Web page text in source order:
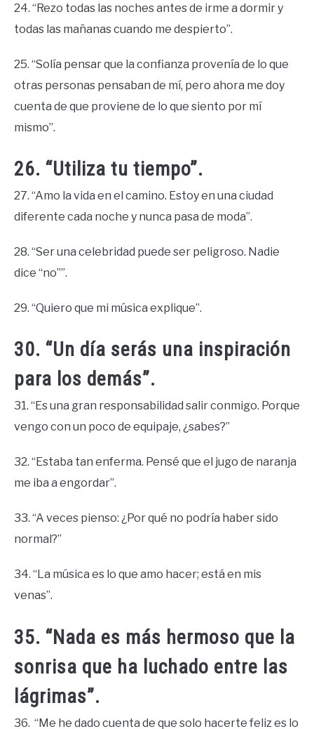
24. “Rezo todas las noches antes de irme a dormir y
todas las mañanas cuando me despierto”.
25. “Solía ​​pensar que la confianza provenía de lo que
otras personas pensaban de mí, pero ahora me doy
cuenta de que proviene de lo que siento por mí
mismo”.
26. “Utiliza tu tiempo”.
27. “Amo la vida en el camino. Estoy en una ciudad
diferente cada noche y nunca pasa de moda”.
28. “Ser una celebridad puede ser peligroso. Nadie
dice “no””.
29. “Quiero que mi música explique”.
30. “Un día serás una inspiración
para los demás”.
31. “Es una gran responsabilidad salir conmigo. Porque
vengo con un poco de equipaje, ¿sabes?”
32. “Estaba tan enferma. Pensé que el jugo de naranja
me iba a engordar”.
33. “A veces pienso: ¿Por qué no podría haber sido
normal?”
34. “La música es lo que amo hacer; está en mis
venas”.
35. “Nada es más hermoso que la
sonrisa que ha luchado entre las
lágrimas”.
36. “Me he dado cuenta de que solo hacerte feliz es lo